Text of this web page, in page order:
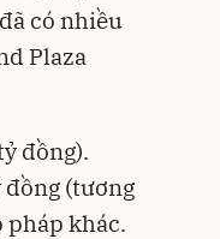
có nhiều
Plaza
đồng).
đồng (tương
pháp khác.